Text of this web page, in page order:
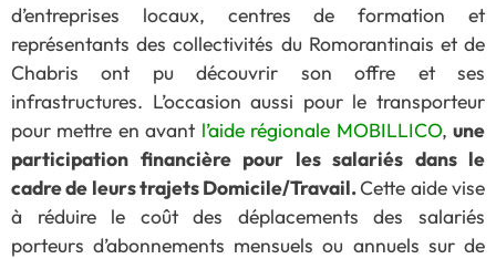
d’entreprises locaux, centres de formation et
représentants des collectivités du Romorantinais et de
Chabris ont pu découvrir son offre et ses
infrastructures. L’occasion aussi pour le transporteur
pour mettre en avant l’aide régionale MOBILLICO,une
participation financière pour les salariés dans le
cadre de leurs trajets Domicile/Travail.Cette aide vise
à réduire le coût des déplacements des salariés
porteurs d’abonnements mensuels ou annuels sur de